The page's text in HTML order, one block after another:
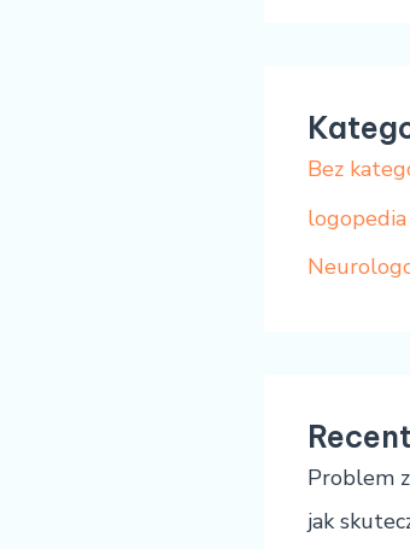
Bez
logopedia
Problem
jak